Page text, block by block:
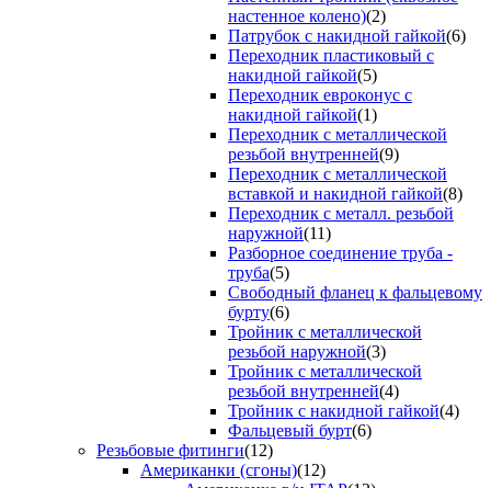
настенное колено)(2)
Патрубок с накидной гайкой(6)
Переходник пластиковый с
накидной гайкой(5)
Переходник евроконус с
накидной гайкой(1)
Переходник с металлической
резьбой внутренней(9)
Переходник с металлической
вставкой и накидной гайкой(8)
Переходник с металл. резьбой
наружной(11)
Разборное соединение труба -
труба(5)
Свободный фланец к фальцевому
бурту(6)
Тройник с металлической
резьбой наружной(3)
Тройник с металлической
резьбой внутренней(4)
Тройник с накидной гайкой(4)
Фальцевый бурт(6)
Резьбовые фитинги(12)
Американки (сгоны)(12)